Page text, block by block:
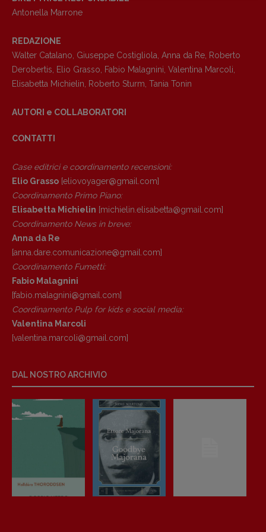
Anna da Re
Coordinamento Fumetti:
Fabio Malagnini
[fabio.malagnini@gmail.com]
Coordinamento Pulp for kids e social
Valentina Marcoli
ARCHIVIO E AUTORI
Antonella Marrone
REDAZIONE
Walter Catalano Giuseppe Costigliola Anna da Re Roberto
Derobertis
Elio Grasso Fabio Malagnini Valentina Marcoli
Elisabetta Michielin
Roberto Sturm Tania Tonin
AUTORI e COLLABORATORI
CONTATTI
Case editrici e coordinamento recensioni:
Elio Grasso [eliovoyager@gmail.com]
Coordinamento Primo Piano:
Elisabetta Michielin [michielin.elisabetta@gmail.com]
Coordinamento News in breve:
Anna da Re
[anna.dare.comunicazione@gmail. com]
Coordinamento Fumetti:
Fabio Malagnini
[fabio.malagnini@gmail. com]
Coordinamento Pulp for kids e social media:
Valentina Marcoli
[valentina.marcoli@gmail. com]
DAL NOSTRO ARCHIVIO